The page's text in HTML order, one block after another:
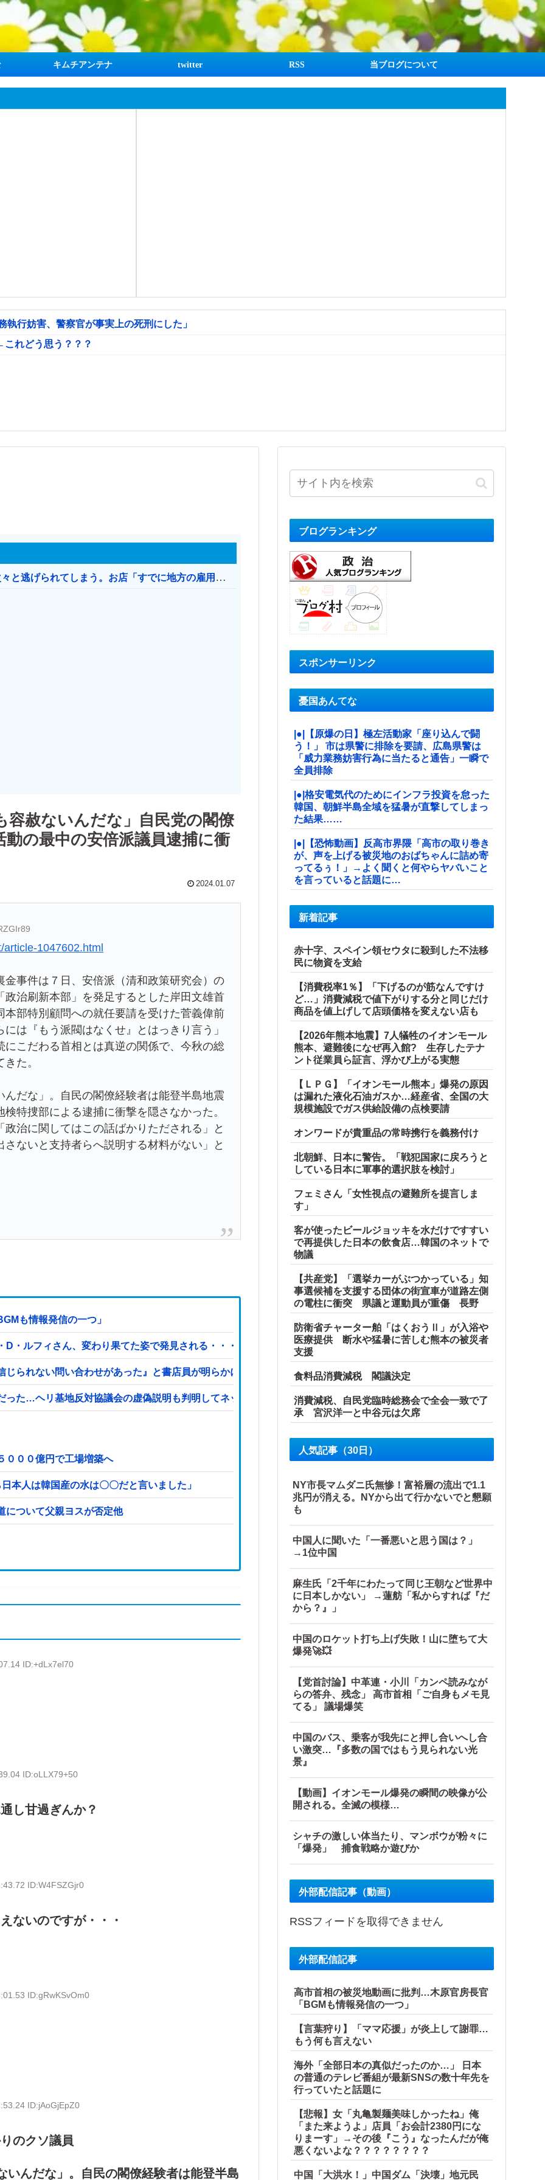
キムチアンテナ twitter RSS 当ブログについて
行妨害、警察官が事実上の死刑にした」
れどう思う？？？
日本のお店、時給1500円でもミャンマー人に次々と逃げられてしまう。お店「すでに地方の雇用は崩壊」
容赦ないんだな」自民党の閣僚
の最中の安倍派議員逮捕に衝
2024.01.07
1047602.html
事件は７日、安倍派（清和政策研究会）の
治刷新本部」を発足するとした岸田文雄首
部特別顧問への就任要請を受けた菅義偉前
は『もう派閥はなくせ』とはっきり言う」
こだわる首相とは真逆の関係で、今秋の総
た。
だな」。自民の閣僚経験者は能登半島地震
特捜部による逮捕に衝撃を隠さなかった。
治に関してはこの話ばかりただされる」と
ないと支持者らへ説明する材料がない」と
も情報発信の一つ」
・ルフィさん、変わり果てた姿で発見される・・・
じられない問い合わせがあった』と書店員が明らかにして……
った…ヘリ基地反対協議会の虚偽説明も判明してネット民の怒り爆発
０００億円で工場増築へ
本人は韓国産の水は〇〇だと言いました」
について父親ヨスが否定他
ID:+dLx7el70
ID:oLLX79+50
し甘過ぎんか？
ID:W4FSZGjr0
ないのですが・・・
ID:gRwKSvOm0
ID:jAoGjEpZ0
のクソ議員
いんだな」。自民の閣僚経験者は能登半島
ブログランキング
スポンサーリンク
憂国あんてな
|●|【原爆の日】極左活動家「座り込んで闘
う！」 市は県警に排除を要請、広島県警は
「威力業務妨害行為に当たると通告」一瞬で
全員排除
|●|格安電気代のためにインフラ投資を怠った
韓国、朝鮮半島全域を猛暑が直撃してしまっ
た結果……
|●|【恐怖動画】反高市界隈「高市の取り巻き
が、声を上げる被災地のおばちゃんに詰め寄
ってるぅ！」→よく聞くと何やらヤバいこと
を言っていると話題に…
新着記事
赤十字、スペイン領セウタに殺到した不法移
民に物資を支給
【消費税率1％】「下げるのが筋なんですけ
ど…」消費減税で値下がりする分と同じだけ
商品を値上げして店頭価格を変えない店も
【2026年熊本地震】7人犠牲のイオンモール
熊本、避難後になぜ再入館? 生存したテナ
ント従業員ら証言、浮かび上がる実態
【ＬＰＧ】「イオンモール熊本」爆発の原因
は漏れた液化石油ガスか…経産省、全国の大
規模施設でガス供給設備の点検要請
オンワードが貴重品の常時携行を義務付け
北朝鮮、日本に警告。「戦犯国家に戻ろうと
している日本に軍事的選択肢を検討」
フェミさん「女性視点の避難所を提言しま
す」
客が使ったビールジョッキを水だけですすい
で再提供した日本の飲食店…韓国のネットで
物議
【共産党】「選挙カーがぶつかっている」知
事選候補を支援する団体の街宣車が道路左側
の電柱に衝突 県議と運動員が重傷 長野
防衛省チャーター舶「はくおうⅡ」が入浴や
医療提供 断水や猛暑に苦しむ熊本の被災者
支援
食料品消費減税 閣議決定
消費減税、自民党臨時総務会で全会一致で了
承 宮沢洋一と中谷元は欠席
人気記事（30日）
NY市長マムダニ氏無惨！富裕層の流出で1.1
兆円が消える。NYから出て行かないでと懇願
も
中国人に聞いた「一番悪いと思う国は？」
→1位中国
麻生氏「2千年にわたって同じ王朝など世界中
に日本しかない」 →蓮舫「私からすれば『だ
から？』」
中国のロケット打ち上げ失敗！山に堕ちて大
爆発🚀💥
【党首討論】中革連・小川「カンペ読みなが
らの答弁、残念」 高市首相「ご自身もメモ見
てる」 議場爆笑
中国のバス、乗客が我先にと押し合いへし合
い激突…『多数の国ではもう見られない光
景』
【動画】イオンモール爆発の瞬間の映像が公
開される。全滅の模様…
シャチの激しい体当たり、マンボウが粉々に
「爆発」 捕食戦略か遊びか
外部配信記事（動画）
RSSフィードを取得できません
外部配信記事
高市首相の被災地動画に批判…木原官房長官
「BGMも情報発信の一つ」
【言葉狩り】「ママ応援」が炎上して謝罪…
もう何も言えない
海外「全部日本の真似だったのか…」 日本
の普通のテレビ番組が最新SNSの数十年先を
行っていたと話題に
【悲報】女「丸亀製麺美味しかったね」俺
「また来ようよ」店員「お会計2380円にな
りまーす」→その後『こう』なったんだが俺
悪くないよな？？？？？？？？
中国「大洪水！」中国ダム「決壊」地元民